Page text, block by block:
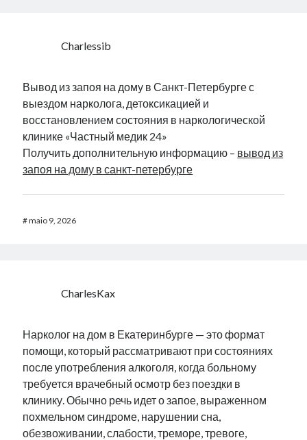
Charlessib
Вывод из запоя на дому в Санкт-Петербурге с
выездом нарколога, детоксикацией и
восстановлением состояния в наркологической
клинике «Частный медик 24»
Получить дополнительную информацию – вывод из
запоя на дому в санкт-петербурге
#maio 9, 2026
CharlesKax
Нарколог на дом в Екатеринбурге — это формат
помощи, который рассматривают при состояниях
после употребления алкоголя, когда больному
требуется врачебный осмотр без поездки в
клинику. Обычно речь идет о запое, выраженном
похмельном синдроме, нарушении сна,
обезвоживании, слабости, треморе, тревоге,